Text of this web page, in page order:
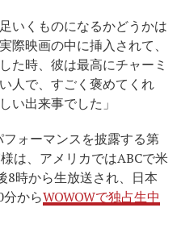
いくものになるかどうかは
際映画の中に挿入されて、
た時、彼は最高にチャーミ
人で、すごく褒めてくれ
い出来事でした」
ォーマンスを披露する第
は、アメリカではABCで米
8時から生放送され、日本
からWOWOWで独占生中